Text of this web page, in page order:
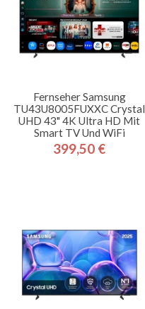
Fernseher Samsung
TU43U8005FUXXC Crystal
UHD 43" 4K Ultra HD Mit
Smart TV Und WiFi
Preis
399,50 €